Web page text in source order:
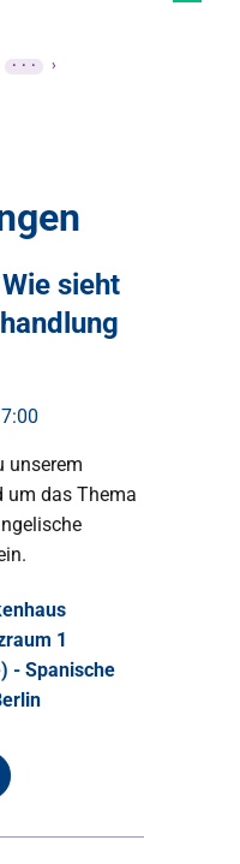
···
›
sieht
unserem
um das Thema
1
- Spanische